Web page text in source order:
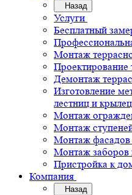
Назад
Услуги
Бесплатный
Монтаж
Проектирование
Демонтаж
Изготовление
лестниц и крылец
Монтаж
Монтаж
Монтаж
Монтаж
Пристройка к
Компания
Назад